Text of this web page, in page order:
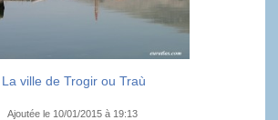
La ville de Trogir ou Traù
Ajoutée le 10/01/2015 à 19:13